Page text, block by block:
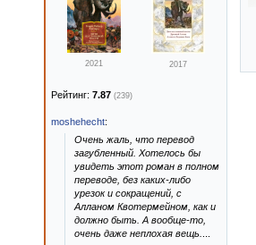
2021 2017
Рейтинг: 7.87 (239)
moshehecht:
Очень жаль, что перевод
загубленный. Хотелось бы
увидеть этот роман в полном
переводе, без каких-либо
урезок и сокращений, с
Алланом Квотермейном, как и
должно быть. А вообще-то,
очень даже неплохая вещь.